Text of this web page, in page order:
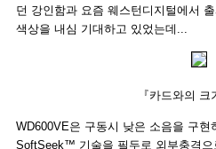
던 강인함과 요즘 웨스턴디지털에서
색상을 내심 기대하고 있었는데...
『카드와의 크
WD600VE은 구동시 낮은 소음을 구
SoftSeek™ 기술을 필두로 외부충격